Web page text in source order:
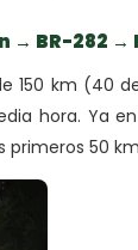
BR-282 →
150 km (40
hora. Ya
primeros 50